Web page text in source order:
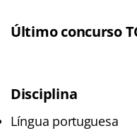
Último concurso
Disciplina
Língua portuguesa